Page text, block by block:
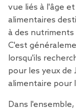
vue liés à l'âge
alimentaires
à des
C'est
lorsqu'ils
pour les yeux de
alimentaire pour
Dans